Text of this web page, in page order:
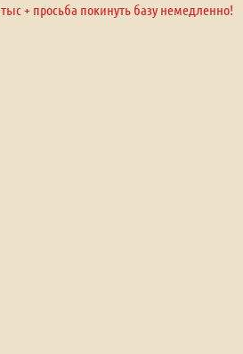
+ просьба покинуть базу немедленно!